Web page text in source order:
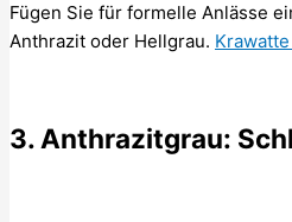
Fügen Sie für formelle Anlässe
Anthrazit oder Hellgrau.
3. Anthrazitgrau: